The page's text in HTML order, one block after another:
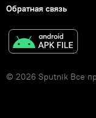
Обратная связь
© 2026 Sputnik Все